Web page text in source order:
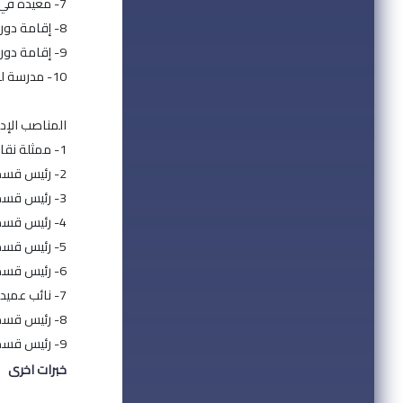
8- إقامة دورات تقوية ومحادثة في اللغة الفرنسية معهد افاق المستقبل - طرطوس.
9- إقامة دورات تقوية ومحادثة في اللغة الفرنسية معهد افاق المستقبل - طرطوس.
10- مدرسة لغة فرنسية في ثانوية الفنون بانياس.
المناصب
1- ممثلة نقابة المعلمين في كلية الآداب والعلوم الانسانية - جامعة البعث - حمص 2012.
2- رئيس قسم تعليم اللغة الفرنسية في المعهد العالي للغات - جامعة البعث - حمص 2013.
3- رئيس قسم اللغة الفرنسية في كلية الآداب والعلوم الانسانية - جامعة البعث - حمص 2014.
4- رئيس قسم اللغة الفرنسية في كلية الآداب والعلوم الانسانية - جامعة البعث - حمص 2015.
5- رئيس قسم تعليم اللغة الفرنسية في المعهد العالي للغات - جامعة البعث - حمص 2016.
6- رئيس قسم تعليم اللغة الفرنسية في المعهد العالي للغات - جامعة البعث - حمص 2018.
7- نائب عميد المعهد العالي للغات - جامعة البعث - حمص 2018.
8- رئيس قسم تعليم اللغة الفرنسية في المعهد العالي للغات - جامعة البعث - حمص 2019.
9- رئيس قسم اللغة الفرنسية في كلية الآداب والعلوم الانسانية - جامعة البعث - حمص2022.
خبرات اخرى